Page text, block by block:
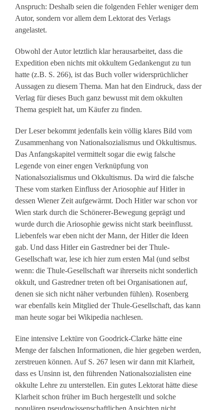
Anspruch: Deshalb seien die folgenden Fehler weniger dem
Autor, sondern vor allem dem Lektorat des Verlags
angelastet.
Obwohl der Autor letztlich klar herausarbeitet, dass die
Expedition eben nichts mit okkultem Gedankengut zu tun
hatte (z.B. S. 266), ist das Buch voller widersprüchlicher
Aussagen zu diesem Thema. Man hat den Eindruck, dass der
Verlag für dieses Buch ganz bewusst mit dem okkulten
Thema gespielt hat, um Käufer zu finden.
Der Leser bekommt jedenfalls kein völlig klares Bild vom
Zusammenhang von Nationalsozialismus und Okkultismus.
Das Anfangskapitel vermittelt sogar die ewig falsche
Legende von einer engen Verknüpfung von
Nationalsozialismus und Okkultismus. Da wird die falsche
These vom starken Einfluss der Ariosophie auf Hitler in
dessen Wiener Zeit aufgewärmt. Doch Hitler war schon vor
Wien stark durch die Schönerer-Bewegung geprägt und
wurde durch die Ariosophie gewiss nicht stark beeinflusst.
Liebenfels war eben nicht der Mann, der Hitler die Ideen
gab. Und dass Hitler ein Gastredner bei der Thule-
Gesellschaft war, lese ich hier zum ersten Mal (und selbst
wenn: die Thule-Gesellschaft war ihrerseits nicht sonderlich
okkult, und Gastredner treten oft bei Organisationen auf,
denen sie sich nicht näher verbunden fühlen). Rosenberg
war ebenfalls kein Mitglied der Thule-Gesellschaft, das kann
man heute sogar bei Wikipedia nachlesen.
Eine intensive Lektüre von Goodrick-Clarke hätte eine
Menge der falschen Informationen, die hier gegeben werden,
zerstreuen können. Auf S. 267 lesen wir dann mit Klarheit,
dass es Unsinn ist, den führenden Nationalsozialisten eine
okkulte Lehre zu unterstellen. Ein gutes Lektorat hätte diese
Klarheit schon früher im Buch hergestellt und solche